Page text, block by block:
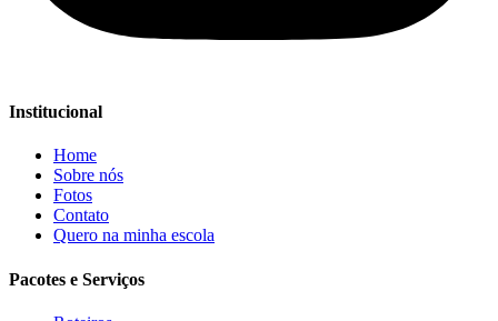
Institucional
Home
Sobre nós
Fotos
Contato
Quero na minha escola
Pacotes e Serviços